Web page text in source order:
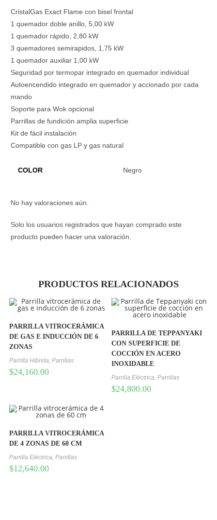
CristalGas Exact Flame con bisel frontal
1 quemador doble anillo, 5,00 kW
1 quemador rápido, 2,80 kW
3 quemadores semirapidos, 1,75 kW
1 quemador auxiliar 1,00 kW
Seguridad por termopar integrado en quemador individual
Autoencendido integrado en quemador y accionado por cada
mando
Soporte para Wok opcional
Parrillas de fundición amplia superficie
Kit de fácil instalación
Compatible con gas LP y gas natural
COLOR Negro
No hay valoraciones aún.
Solo los usuarios registrados que hayan comprado este
producto pueden hacer una valoración.
PRODUCTOS RELACIONADOS
PARRILLA VITROCERÁMICA
DE GAS E INDUCCIÓN DE 6
ZONAS
Parrilla Híbrida, Parrillas
$24,160.00
PARRILLA DE TEPPANYAKI
CON SUPERFICIE DE
COCCIÓN EN ACERO
INOXIDABLE
Parrilla Eléctrica,Parrillas
$24,800.00
PARRILLA VITROCERÁMICA
DE 4 ZONAS DE 60 CM
Parrilla Eléctrica, Parrillas
$12,640.00